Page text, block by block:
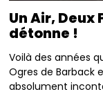
Un Air, Deux
détonne !
Voilà des années
Ogres de Barback
absolument